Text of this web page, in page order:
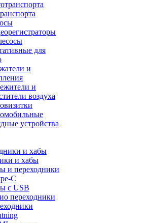
для
и
и
воздуха
устройства
и хабы
и переходники
C
с USB
переходники